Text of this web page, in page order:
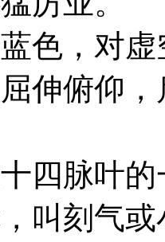
，对虚
伸俯仰
脉叶的
叫刻气